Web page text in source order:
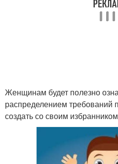
Женщинам будет полезно
распределением требований
создать со своим